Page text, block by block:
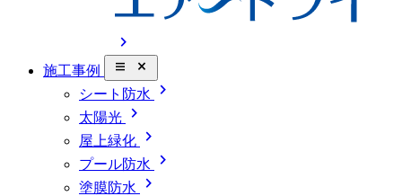
chevron_right
施工事例 close_small
シート防水 chevron_right
太陽光 chevron_right
屋上緑化 chevron_right
プール防水 chevron_right
塗膜防水 chevron_right